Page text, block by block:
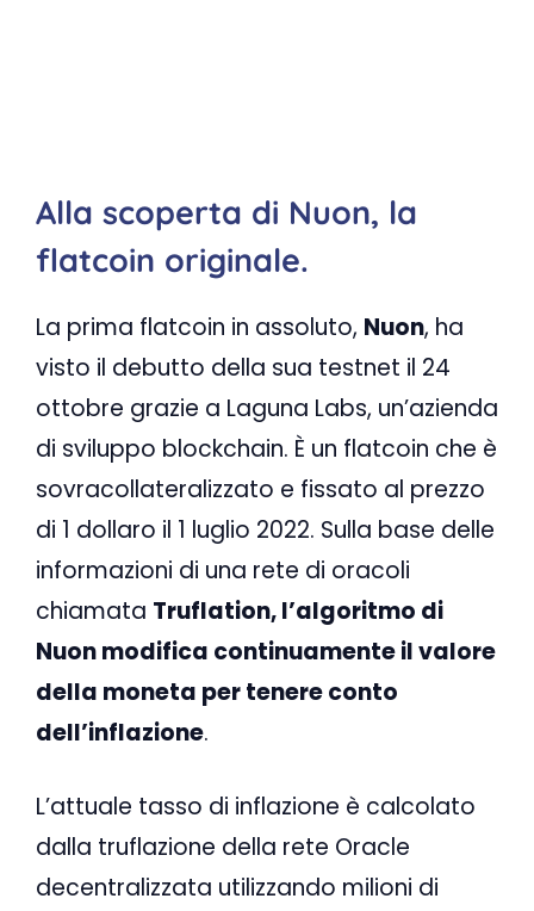
Alla scoperta di Nuon, la
flatcoin originale.
La prima flatcoin in assoluto, Nuon, ha
visto il debutto della sua testnet il 24
ottobre grazie a Laguna Labs, un’azienda
di sviluppo blockchain. È un flatcoin che è
sovracollateralizzato e fissato al prezzo
di 1 dollaro il 1 luglio 2022. Sulla base delle
informazioni di una rete di oracoli
chiamata Truflation, l’algoritmo di
Nuon modifica continuamente il valore
della moneta per tenere conto
dell’inflazione.
L’attuale tasso di inflazione è calcolato
dalla truflazione della rete Oracle
decentralizzata utilizzando milioni di